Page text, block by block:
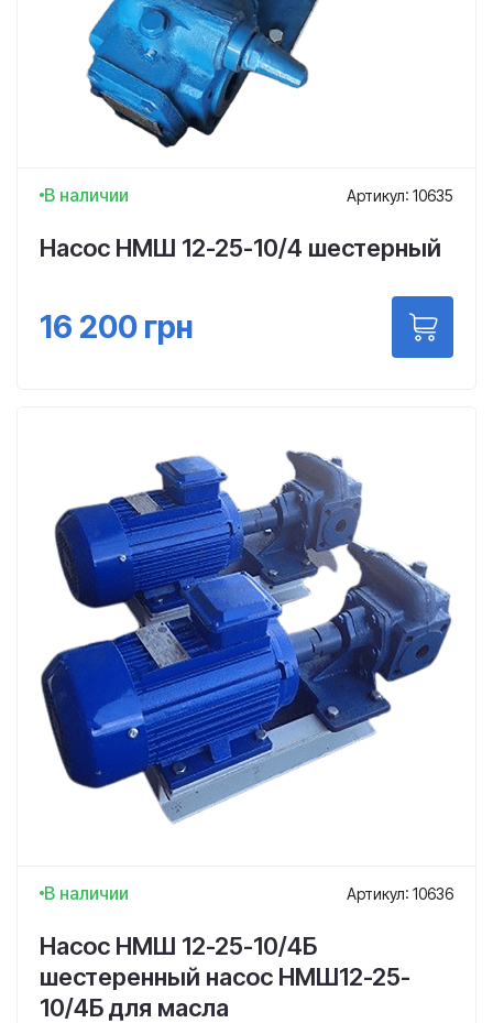
В наличии Артикул: 10635
Насос НМШ 12-25-10/4 шестерный
16 200 грн
В наличии Артикул: 10636
Насос НМШ 12-25-10/4Б
шестеренный насос НМШ12-25-
10/4Б для масла